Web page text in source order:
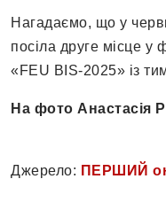
Нагадаємо, що у
посіла друге місце у
«FEU BIS-2025» із
На фото Анастасія
Джерело: ПЕРШИЙ